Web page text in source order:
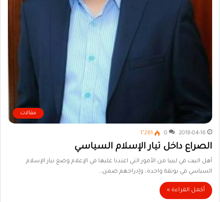
مقالات
2018-04-16
0 1٬261
الصراع داخل تيار الإسلام السياسي
أهل البيت في ليبيا من الأمور التي اعتدنا عليها في الإعلام وضع تيار الإسلام
السياسي في بوتقة واحدة، وإدراجهم ضمن…
أكمل القراءة »